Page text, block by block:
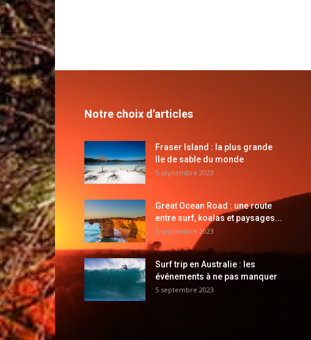
Notre choix d'articles
Fraser Island : la plus grande
île de sable du monde
5 septembre 2023
Great Ocean Road : une route
entre surf, koalas et paysages...
5 septembre 2023
Surf trip en Australie : les
événements à ne pas manquer
5 septembre 2023